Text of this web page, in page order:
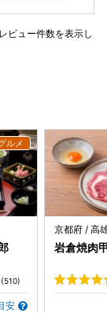
アリングワイ
ビュー件数を表示し
(510)
安
京都府 / 高
岩倉焼肉